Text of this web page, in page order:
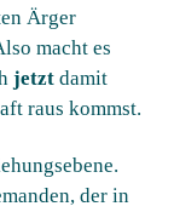
Ärger
macht es
jetzt damit
raus kommst.
der in